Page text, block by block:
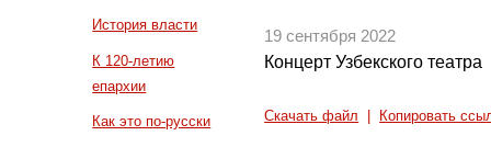
История власти
К 120-летию
епархии
Как это по-русски
19 сентября 2022
Концерт Узбекского театра
Скачать файл Копировать